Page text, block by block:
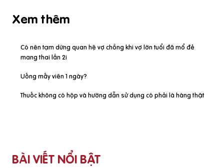
Xem thêm
Có nên tạm dừng quan hệ vợ chồng khi vợ lớn tuổi đã mổ đẻ
mang thai lần 2i
Uống mấy viên 1 ngày?
Thuốc không có hộp và hướng dẫn sử dụng có phải là hàng thật
BÀI VIẾT NỔI BẬT